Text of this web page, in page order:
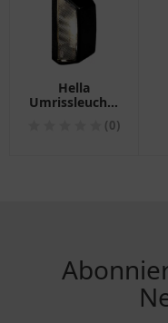
Hella
Umrissleuchte
Motorräder(0)